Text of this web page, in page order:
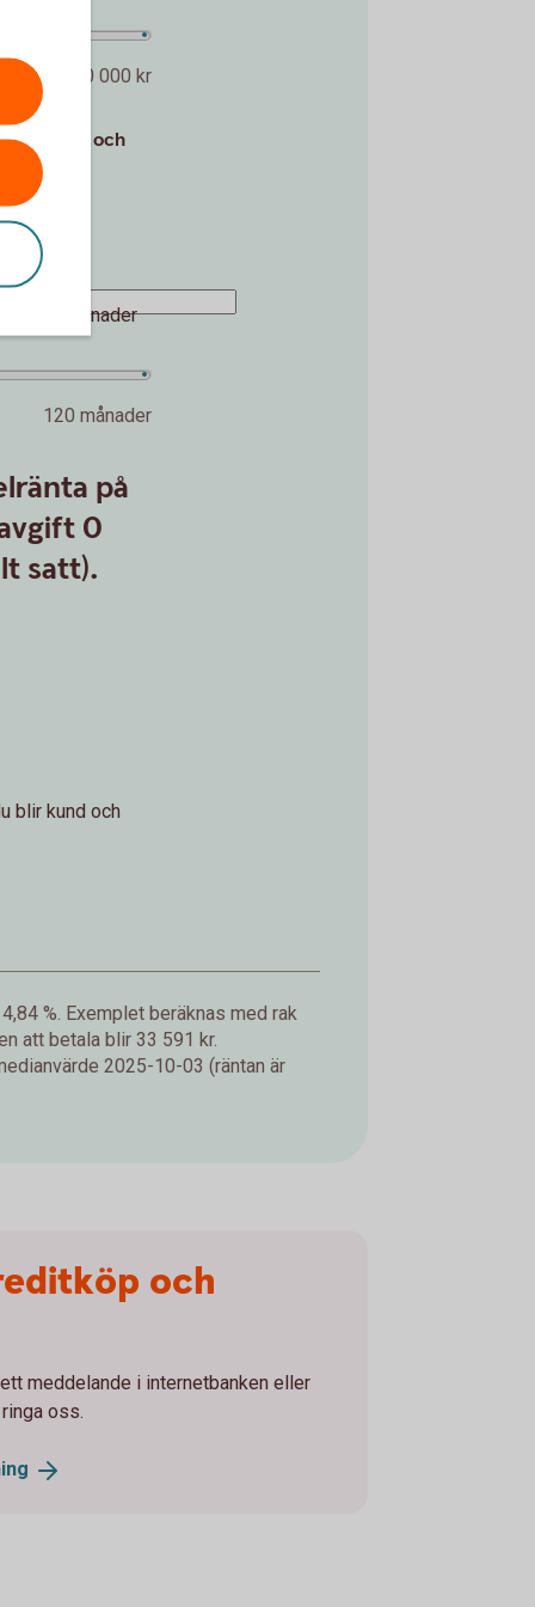
5 000 000 kr
och
kr
%
120 månader
månader
på
0
satt).
blir kund och
%. Exemplet beräknas med rak
att betala blir 33 591 kr.
2025-10-03 (räntan är
och
meddelande i internetbanken eller
oss.